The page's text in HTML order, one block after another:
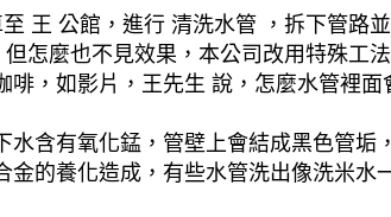
王 公館，進行 清洗水管 ，拆下管路
怎麼也不見效果，本公司改用特殊工
，如影片，王先生 說，怎麼水管裡面
含有氧化錳，管壁上會結成黑色管垢
的養化造成，有些水管洗出像洗米水